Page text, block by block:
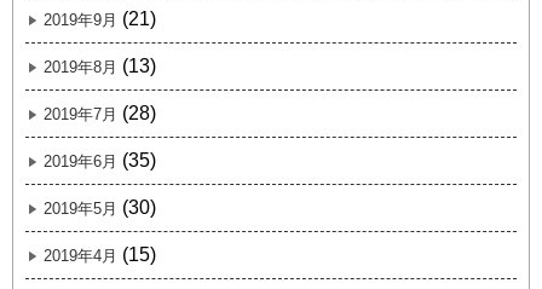
2019年9月 (21)
2019年8月 (13)
2019年7月 (28)
2019年6月 (35)
2019年5月 (30)
2019年4月 (15)